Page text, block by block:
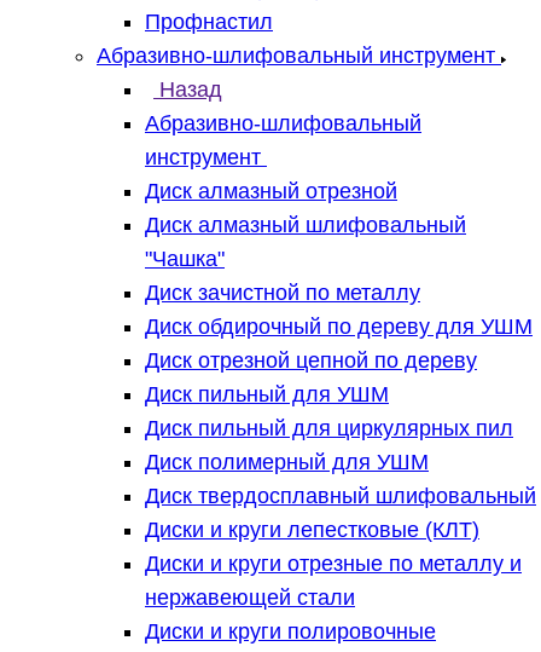
Профнастил
Абразивно-шлифовальный инструмент
Назад
Абразивно-шлифовальный
инструмент
Диск алмазный отрезной
Диск алмазный шлифовальный
"Чашка"
Диск зачистной по металлу
Диск обдирочный по дереву для УШМ
Диск отрезной цепной по дереву
Диск пильный для УШМ
Диск пильный для циркулярных пил
Диск полимерный для УШМ
Диск твердосплавный шлифовальный
Диски и круги лепестковые (КЛТ)
Диски и круги отрезные по металлу и
нержавеющей стали
Диски и круги полировочные